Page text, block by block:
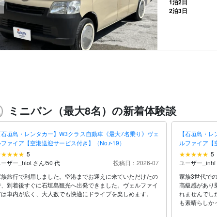
1泊2日
2泊3日
ミニバン（最大8名）の新着体験談
垣島・レンタカー】W3クラス自動車《最大7名乗り》ヴェ
ァイア【空港送迎サービス付き】（No.r-19）
5
ザー_htot さん/50 代
投稿日：2026-07
旅行で利用しました。空港までお迎えに来ていただけたの
到着後すぐに石垣島観光へ出発できました。ヴェルファイ
車内が広く、大人数でも快適にドライブを楽しめます。
【石垣島・
ルファイア【
5
ユーザー
家族3世代で
高級感があり
れませんでし
も素晴らしか